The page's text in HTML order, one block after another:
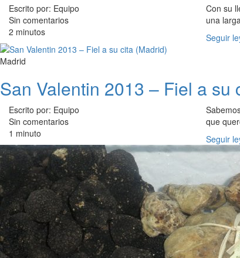
Escrito por: Equipo
Sin comentarios
2 minutos
Con su
una
Seguir
Madrid
San Valentin 2013 – Fiel a su
Escrito por: Equipo
Sin comentarios
1 minuto
que
Seguir